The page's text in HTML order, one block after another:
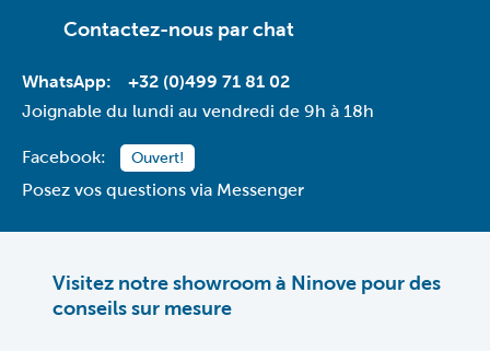
Contactez-nous par chat
WhatsApp:
+32 (0)499 71 81 02
Joignable du lundi au vendredi de 9h à 18h
Facebook: Ouvert!
Posez vos questions via Messenger
Visitez notre showroom à Ninove pour des
conseils sur mesure